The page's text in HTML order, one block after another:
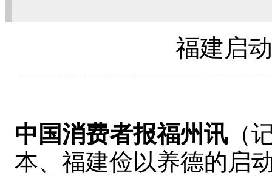
福建启
中国消费者报福州讯 （
本、福建俭以养德的启